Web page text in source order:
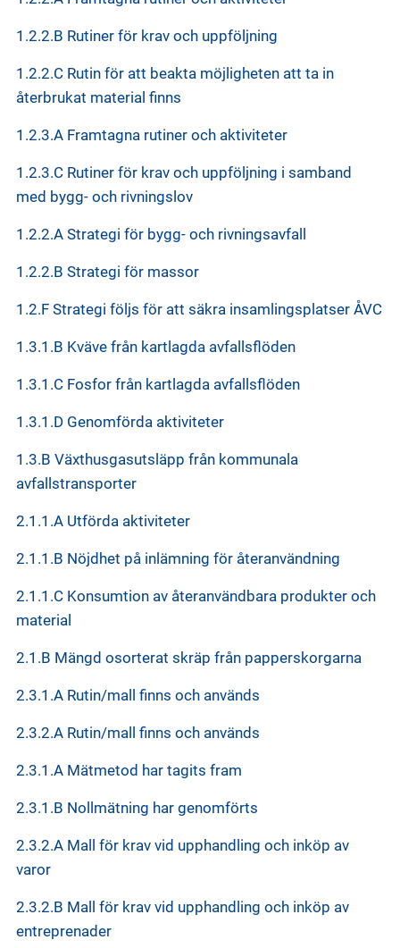
1.2.2.B Rutiner för krav och uppföljning
1.2.2.C Rutin för att beakta möjligheten att ta in
återbrukat material finns
1.2.3.A Framtagna rutiner och aktiviteter
1.2.3.C Rutiner för krav och uppföljning i samband
med bygg- och rivningslov
1.2.2.A Strategi för bygg- och rivningsavfall
1.2.2.B Strategi för massor
1.2.F Strategi följs för att säkra insamlingsplatser ÅVC
1.3.1.B Kväve från kartlagda avfallsflöden
1.3.1.C Fosfor från kartlagda avfallsflöden
1.3.1.D Genomförda aktiviteter
1.3.B Växthusgasutsläpp från kommunala
avfallstransporter
2.1.1.A Utförda aktiviteter
2.1.1.B Nöjdhet på inlämning för återanvändning
2.1.1.C Konsumtion av återanvändbara produkter och
material
2.1.B Mängd osorterat skräp från papperskorgarna
2.3.1.A Rutin/mall finns och används
2.3.2.A Rutin/mall finns och används
2.3.1.A Mätmetod har tagits fram
2.3.1.B Nollmätning har genomförts
2.3.2.A Mall för krav vid upphandling och inköp av
varor
2.3.2.B Mall för krav vid upphandling och inköp av
entreprenader